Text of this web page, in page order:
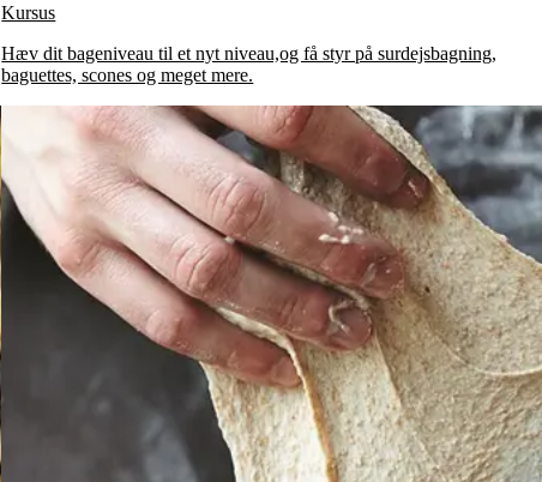
Kursus
Hæv dit bageniveau til et nyt niveau,og få styr på surdejsbagning,
baguettes, scones og meget mere.